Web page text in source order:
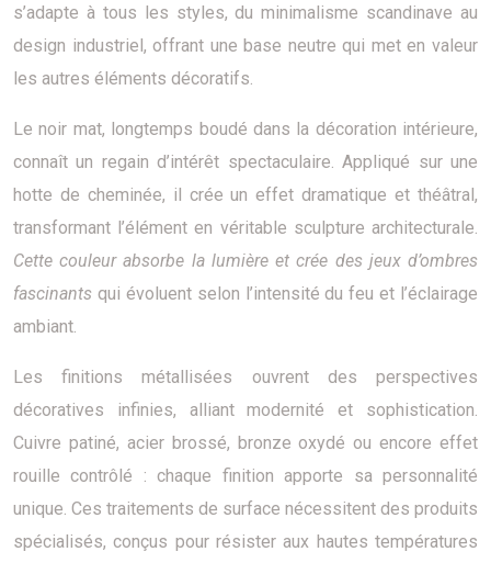
s’adapte à tous les styles, du minimalisme scandinave au
design industriel, offrant une base neutre qui met en valeur
les autres éléments décoratifs.
Le noir mat, longtemps boudé dans la décoration intérieure,
connaît un regain d’intérêt spectaculaire. Appliqué sur une
hotte de cheminée, il crée un effet dramatique et théâtral,
transformant l’élément en véritable sculpture architecturale.
Cette couleur absorbe la lumière et crée des jeux d’ombres
fascinants qui évoluent selon l’intensité du feu et l’éclairage
ambiant.
Les finitions métallisées ouvrent des perspectives
décoratives infinies, alliant modernité et sophistication.
Cuivre patiné, acier brossé, bronze oxydé ou encore effet
rouille contrôlé : chaque finition apporte sa personnalité
unique. Ces traitements de surface nécessitent des produits
spécialisés, conçus pour résister aux hautes températures